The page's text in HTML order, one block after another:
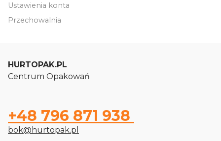
Ustawienia konta
Przechowalnia
HURTOPAK.PL
Centrum Opakowań
+48 796 871 938
bok@hurtopak.pl